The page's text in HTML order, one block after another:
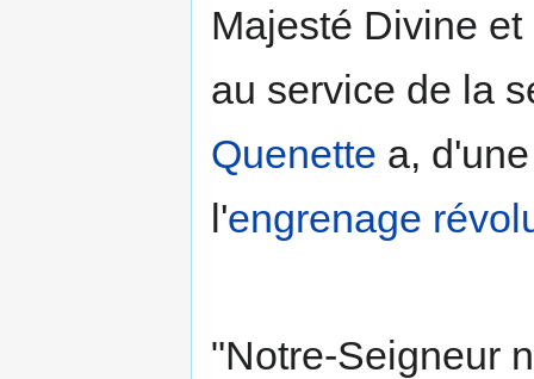
Majesté Divine
au service de la
Quenette a,
l'engrenage
"Notre-Seigneur